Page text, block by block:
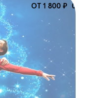
ОТ 1 800 ₽ 0+